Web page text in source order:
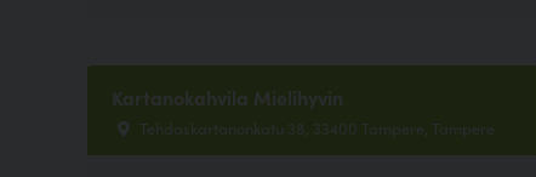
Kartanokahvila Mielihyvin
Tehdaskartanonkatu 38, 33400 Tampere, Tampere